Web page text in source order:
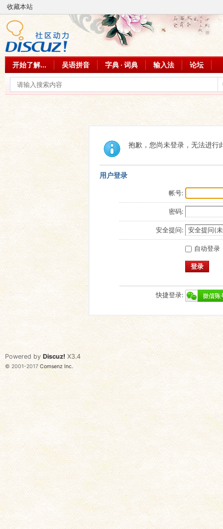
收藏本站
开始了解... 吴语拼音 字典 · 词典 输入法 论坛
抱歉，您尚未登录，无法进行
用户登录
帐号:
密码:
安全提问:
自动登录
登录
快捷登录:
Powered by Discuz! X3.4
© 2001-2017 Comsenz Inc.